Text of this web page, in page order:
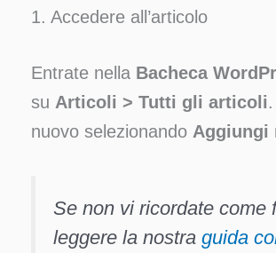
1. Accedere all’articolo
Entrate nella Bacheca
su Articoli > Tutti gli articoli
nuovo selezionando Aggiungi
Se non vi ricordate come
leggere la nostra guida